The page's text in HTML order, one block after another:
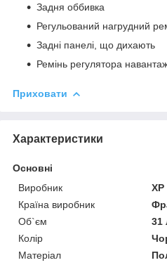
Задня оббивка
Регульований нагрудний
Задні панелі, що дихають
Ремінь регулятора
Приховати
Характеристики
Основні
Виробник
Країна виробник
Об`єм
31
Колір
Матеріал